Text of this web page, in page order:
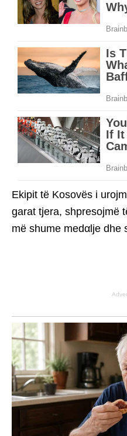
Ekipit të Kosovës i
garat tjera, shpresojmë
më shume medαlje dhe